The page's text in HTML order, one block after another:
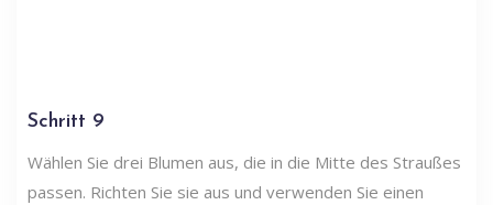
Schritt 9
Wählen Sie drei Blumen aus, die in die Mitte des Straußes
passen. Richten Sie sie aus und verwenden Sie einen